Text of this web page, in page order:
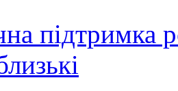
підтримка